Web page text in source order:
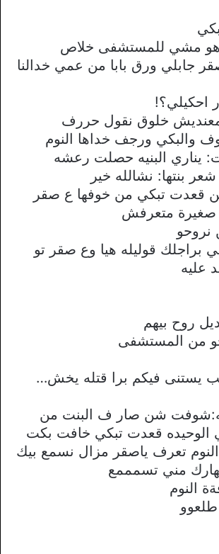
مشي للمستشفى خلاص
جابلي ورق بابا من عمي خدالنا
احكيلي؟!
خلوق نقول حررف
والبكي ورجف خداها النوم
يناري البنيه حصلت رعشه
بنتها: نشالله خير
قعدت تبكي من خوفها ع صقر
متعرفش
نروحو
براجلك قوليله هيا وع صقر تو
عليه
روح بيهم
فيكم برا قتله يخش…
شن صار ف البنت من
الوحيده قعدت تبكي خافت بكت
تعرف ياصقر مزال نسمع بيك
مني تسمممع
النوم